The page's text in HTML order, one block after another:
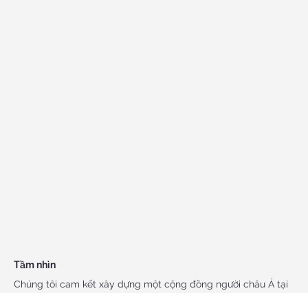
Tầm nhìn
Chúng tôi cam kết xây dựng một cộng đồng người châu Á tại